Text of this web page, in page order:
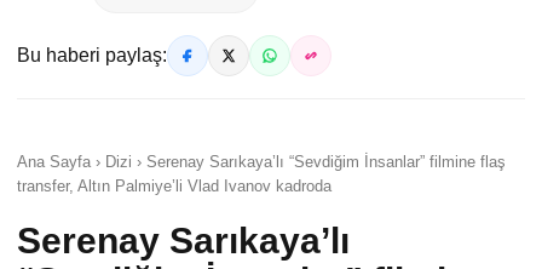
Bu haberi paylaş:
Ana Sayfa › Dizi › Serenay Sarıkaya’lı “Sevdiğim İnsanlar” filmine flaş
transfer, Altın Palmiye’li Vlad Ivanov kadroda
Serenay Sarıkaya’lı